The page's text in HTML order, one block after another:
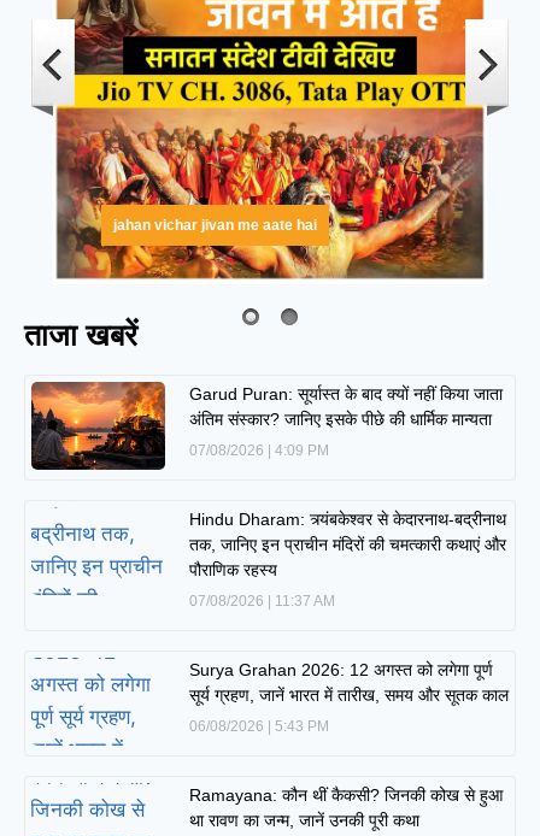
jahan vichar jivan me aate hai
ताजा खबरें
Garud Puran: सूर्यास्त के बाद क्यों नहीं किया जाता
अंतिम संस्कार? जानिए इसके पीछे की धार्मिक मान्यता
07/08/2026 4:09 PM
Hindu Dharam: त्र्यंबकेश्वर से केदारनाथ-बद्रीनाथ
तक, जानिए इन प्राचीन मंदिरों की चमत्कारी कथाएं और
पौराणिक रहस्य
07/08/2026 11:37 AM
Surya Grahan 2026: 12 अगस्त को लगेगा पूर्ण
सूर्य ग्रहण, जानें भारत में तारीख, समय और सूतक काल
06/08/2026 5:43 PM
Ramayana: कौन थीं कैकसी? जिनकी कोख से हुआ
था रावण का जन्म, जानें उनकी पूरी कथा